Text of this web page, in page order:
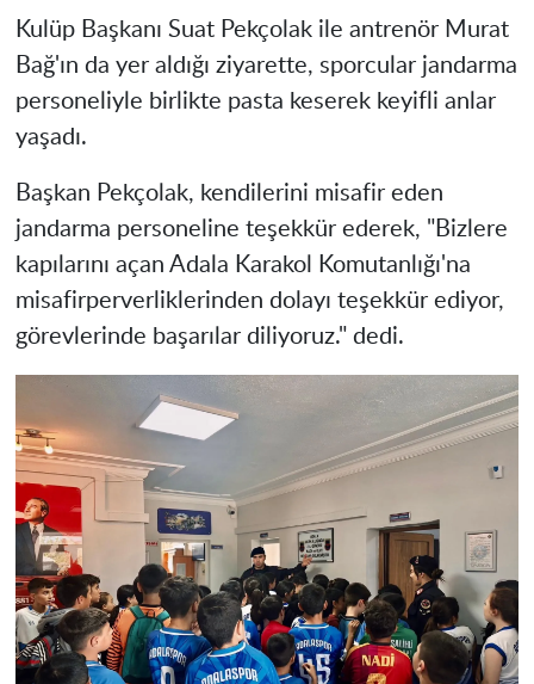
Kulüp Başkanı Suat Pekçolak ile antrenör Murat
Bağ'ın da yer aldığı ziyarette, sporcular jandarma
personeliyle birlikte pasta keserek keyifli anlar
yaşadı.
Başkan Pekçolak, kendilerini misafir eden
jandarma personeline teşekkür ederek, "Bizlere
kapılarını açan Adala Karakol Komutanlığı'na
misafirperverliklerinden dolayı teşekkür ediyor,
görevlerinde başarılar diliyoruz." dedi.